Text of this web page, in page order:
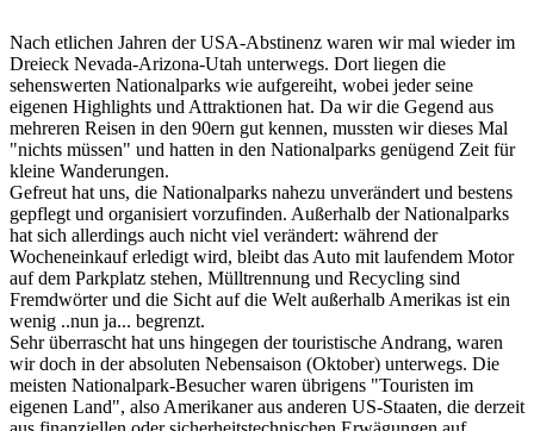
Nach etlichen Jahren der USA-Abstinenz waren wir mal wieder im
Dreieck Nevada-Arizona-Utah unterwegs. Dort liegen die
sehenswerten Nationalparks wie aufgereiht, wobei jeder seine
eigenen Highlights und Attraktionen hat. Da wir die Gegend aus
mehreren Reisen in den 90ern gut kennen, mussten wir dieses Mal
"nichts müssen" und hatten in den Nationalparks genügend Zeit für
kleine Wanderungen.
Gefreut hat uns, die Nationalparks nahezu unverändert und bestens
gepflegt und organisiert vorzufinden. Außerhalb der Nationalparks
hat sich allerdings auch nicht viel verändert: während der
Wocheneinkauf erledigt wird, bleibt das Auto mit laufendem Motor
auf dem Parkplatz stehen, Mülltrennung und Recycling sind
Fremdwörter und die Sicht auf die Welt außerhalb Amerikas ist ein
wenig ..nun ja... begrenzt.
Sehr überrascht hat uns hingegen der touristische Andrang, waren
wir doch in der absoluten Nebensaison (Oktober) unterwegs. Die
meisten Nationalpark-Besucher waren übrigens "Touristen im
eigenen Land", also Amerikaner aus anderen US-Staaten, die derzeit